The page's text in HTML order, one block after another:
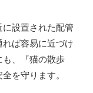
設置された配管
ば容易に近づけ
も、『猫の散歩
を守ります。